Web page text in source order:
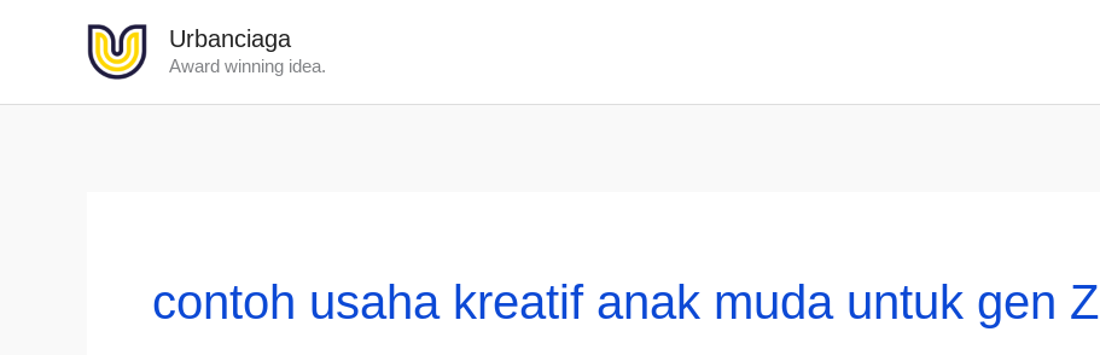
konten
Urbanciaga
Award winning idea.
contoh usaha kreatif anak muda untuk gen Z